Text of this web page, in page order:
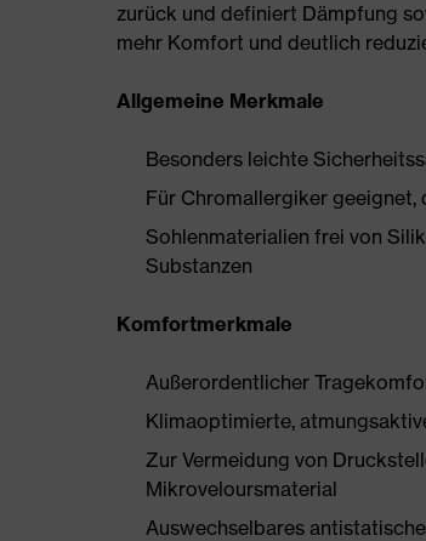
zurück und definiert Dämpfung
mehr Komfort und deutlich
Allgemeine Merkmale
Besonders leichte
Für Chromallergiker
Sohlenmaterialien frei von
Substanzen
Komfortmerkmale
Außerordentlicher
Klimaoptimierte,
Zur Vermeidung von
Mikroveloursmaterial
Auswechselbares